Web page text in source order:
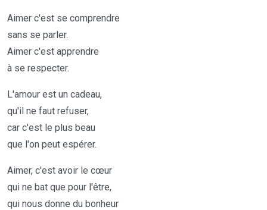
Aimer c'est se comprendre
sans se parler.
Aimer c'est apprendre
à se respecter.
L'amour est un cadeau,
qu'il ne faut refuser,
car c'est le plus beau
que l'on peut espérer.
Aimer, c'est avoir le cœur
qui ne bat que pour l'être,
qui nous donne du bonheur